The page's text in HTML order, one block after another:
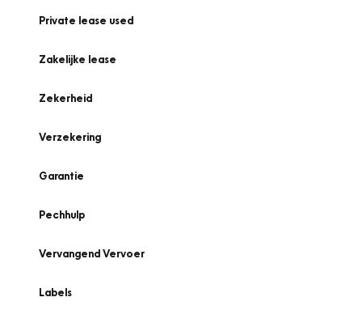
Private lease used
Zakelijke lease
Zekerheid
Verzekering
Garantie
Pechhulp
Vervangend Vervoer
Labels